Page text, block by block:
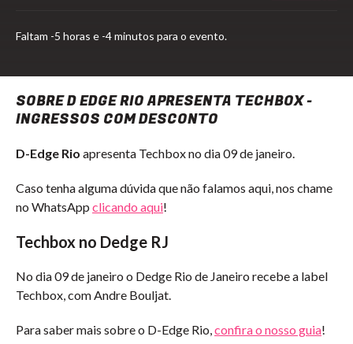
Faltam -5 horas e -4 minutos para o evento.
SOBRE D EDGE RIO APRESENTA TECHBOX -
INGRESSOS COM DESCONTO
D-Edge Rio apresenta Techbox no dia 09 de janeiro.
Caso tenha alguma dúvida que não falamos aqui, nos chame
no WhatsApp clicando aqui!
Techbox no Dedge RJ
No dia 09 de janeiro o Dedge Rio de Janeiro recebe a label
Techbox, com Andre Bouljat.
Para saber mais sobre o D-Edge Rio,confira o nosso guia!